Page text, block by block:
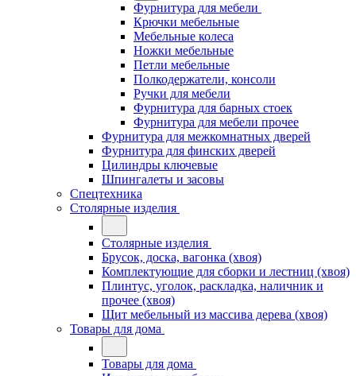
Фурнитура для мебели
Крючки мебельные
Мебельные колеса
Ножки мебельные
Петли мебельные
Полкодержатели, консоли
Ручки для мебели
Фурнитура для барных стоек
Фурнитура для мебели прочее
Фурнитура для межкомнатных дверей
Фурнитура для финских дверей
Цилиндры ключевые
Шпингалеты и засовы
Спецтехника
Столярные изделия
Столярные изделия
Брусок, доска, вагонка (хвоя)
Комплектующие для сборки и лестниц (хвоя)
Плинтус, уголок, раскладка, наличник и
прочее (хвоя)
Щит мебельный из массива дерева (хвоя)
Товары для дома
Товары для дома